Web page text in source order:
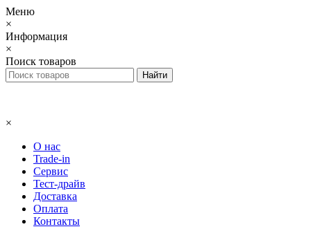
Меню
×
Информация
×
Поиск товаров
×
О нас
Trade-in
Сервис
Тест-драйв
Доставка
Оплата
Контакты